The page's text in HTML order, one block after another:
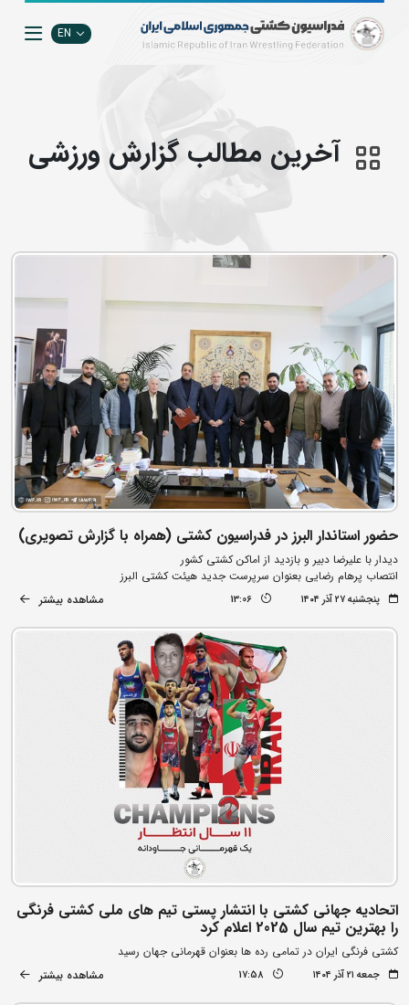
EN
آخرین مطالب گزارش ورزشی
حضور استاندار البرز در فدراسیون کشتی (همراه با گزارش تصویری)
دیدار با علیرضا دبیر و بازدید از اماکن کشتی کشور
انتصاب پرهام رضایی بعنوان سرپرست جدید هیئت کشتی البرز
پنجشنبه ۲۷ آذر ۱۴۰۴ 13:06 مشاهده بیشتر
اتحادیه جهانی کشتی با انتشار پستی تیم های ملی کشتی فرنگی
را بهترین تیم سال 2025 اعلام کرد
کشتی فرنگی ایران در تمامی رده ها بعنوان قهرمانی جهان رسید
جمعه ۲۱ آذر ۱۴۰۴ 17:58 مشاهده بیشتر